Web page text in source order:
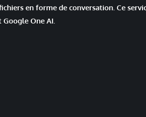
en forme de conversation. Ce
One AI.